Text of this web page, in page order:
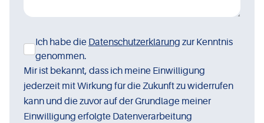
Ich habe die Datenschutzerklärung zur Kenntnis
genommen.
Mir ist bekannt, dass ich meine Einwilligung
jederzeit mit Wirkung für die Zukunft zu widerrufen
kann und die zuvor auf der Grundlage meiner
Einwilligung erfolgte Datenverarbeitung